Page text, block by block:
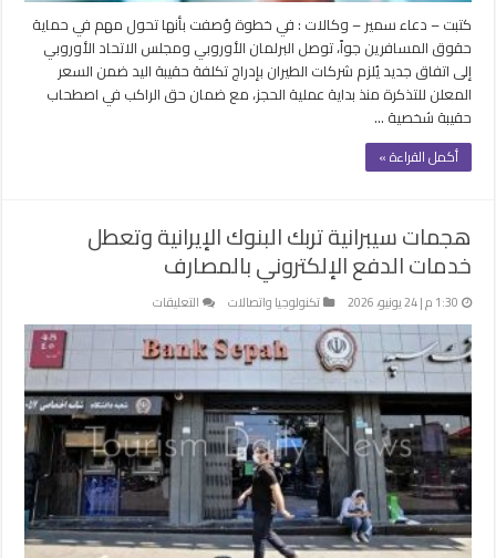
كتبت – دعاء سمير – وكالات : في خطوة وُصفت بأنها تحول مهم في حماية
حقوق المسافرين جواً، توصل البرلمان الأوروبي ومجلس الاتحاد الأوروبي
إلى اتفاق جديد يُلزم شركات الطيران بإدراج تكلفة حقيبة اليد ضمن السعر
المعلن للتذكرة منذ بداية عملية الحجز، مع ضمان حق الراكب في اصطحاب
حقيبة شخصية …
أكمل القراءة »
هجمات سيبرانية تربك البنوك الإيرانية وتعطل
خدمات الدفع الإلكتروني بالمصارف
1:30 م | 24 يونيو، 2026 تكنولوجيا واتصالات التعليقات
هجمات
سيبرانية
تربك
البنوك
الإيرانية
وتعطل
خدمات
الدفع
الإلكتروني
بالمصارف
مغلقة